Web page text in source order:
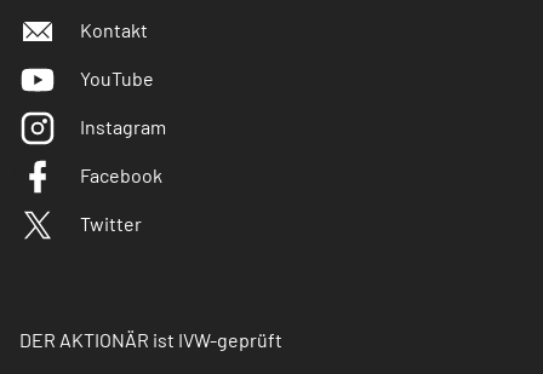
Kontakt
YouTube
Instagram
Facebook
Twitter
DER AKTIONÄR ist IVW-geprüft